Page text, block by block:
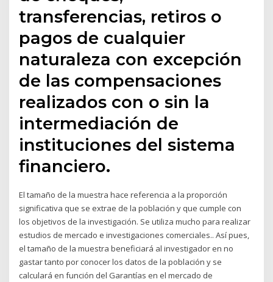
transferencias, retiros o
pagos de cualquier
naturaleza con excepción
de las compensaciones
realizados con o sin la
intermediación de
instituciones del sistema
financiero.
El tamaño de la muestra hace referencia a la proporción
significativa que se extrae de la población y que cumple con
los objetivos de la investigación. Se utiliza mucho para realizar
estudios de mercado e investigaciones comerciales.. Así pues,
el tamaño de la muestra beneficiará al investigador en no
gastar tanto por conocer los datos de la población y se
calculará en función del Garantías en el mercado de